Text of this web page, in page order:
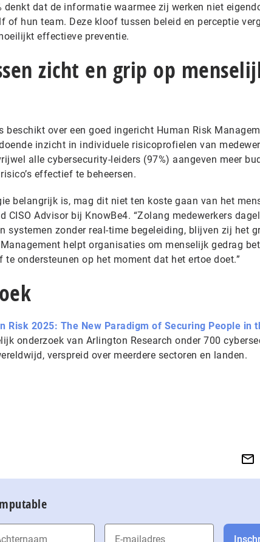
denkt dat de informatie waarmee zij werken niet
of hun team. Deze kloof tussen beleid en perceptie
effectieve preventie.
zicht en grip op
beschikt over een goed ingericht Human Risk
inzicht in individuele risicoprofielen van
alle cybersecurity-leiders (97%) aangeven meer
effectief te beheersen.
belangrijk is, mag dit niet ten koste gaan van het
CISO Advisor bij KnowBe4. “Zolang medewerkers
systemen zonder real-time begeleiding, blijven zij het
helpt organisaties om menselijk gedrag
te ondersteunen op het moment dat het ertoe doet.”
Risk 2025: The New Paradigm of Securing People in
onderzoek van Arlington Research onder 700
verspreid over meerdere sectoren en landen.